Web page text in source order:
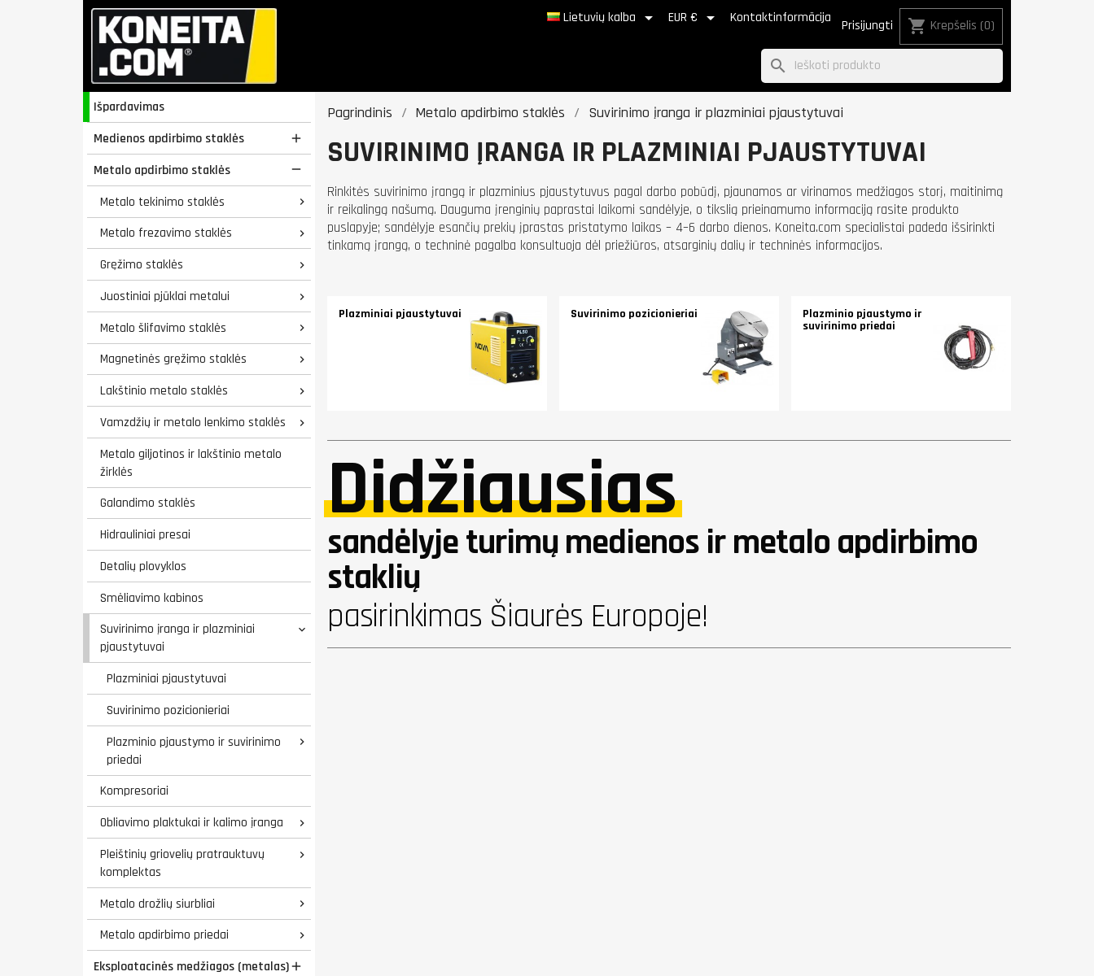
Lietuvių kalba  EUR €  Kontaktinformācija Prisijungti shopping_cart Krepšelis (0)
search
Išpardavimas
Medienos apdirbimo staklės

Metalo apdirbimo staklės 
Metalo tekinimo staklės 
Metalo frezavimo staklės 
Gręžimo staklės 
Juostiniai pjūklai metalui 
Metalo šlifavimo staklės 
Magnetinės gręžimo staklės 
Lakštinio metalo staklės 
Vamzdžių ir metalo lenkimo staklės 
Metalo giljotinos ir lakštinio metalo
žirklės
Galandimo staklės
Hidrauliniai presai
Detalių plovyklos
Smėliavimo kabinos
Suvirinimo įranga ir plazminiai
pjaustytuvai

Plazminiai pjaustytuvai
Suvirinimo pozicionieriai
Plazminio pjaustymo ir suvirinimo
priedai

Kompresoriai
Obliavimo plaktukai ir kalimo įranga

Pleištinių griovelių pratrauktuvų
komplektas

Metalo drožlių siurbliai 
Metalo apdirbimo priedai 
Eksploatacinės medžiagos (metalas)
Pagrindinis Metalo apdirbimo staklės Suvirinimo įranga ir plazminiai pjaustytuvai
SUVIRINIMO ĮRANGA IR PLAZMINIAI PJAUSTYTUVAI
Rinkitės suvirinimo įrangą ir plazminius pjaustytuvus pagal darbo pobūdį, pjaunamos ar virinamos medžiagos storį, maitinimą
ir reikalingą našumą. Dauguma įrenginių paprastai laikomi sandėlyje, o tikslią prieinamumo informaciją rasite produkto
puslapyje; sandėlyje esančių prekių įprastas pristatymo laikas – 4–6 darbo dienos. Koneita.com specialistai padeda išsirinkti
tinkamą įrangą, o techninė pagalba konsultuoja dėl priežiūros, atsarginių dalių ir techninės informacijos.
Plazminiai pjaustytuvai Suvirinimo pozicionieriai
Plazminio pjaustymo ir
suvirinimo priedai
Didžiausias
sandėlyje turimų medienos ir metalo apdirbimo
staklių
pasirinkimas Šiaurės Europoje!